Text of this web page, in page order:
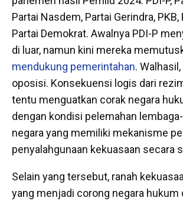
Partai Nasdem, Partai Gerindra, PKB,
Partai Demokrat. Awalnya PDI-P
di luar, namun kini mereka
mendukung pemerintahan.
oposisi. Konsekuensi logis dari
tentu menguatkan corak negara
dengan kondisi pelemahan
negara yang memiliki mekanisme
penyalahgunaan kekuasaan secara
Selain yang tersebut, ranah
yang menjadi corong negara hukum